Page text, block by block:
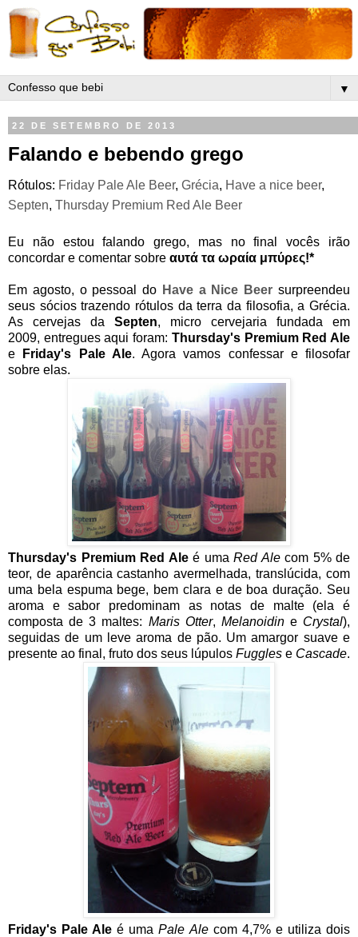
▼
22 DE SETEMBRO DE 2013
Falando e bebendo grego
Rótulos: Friday Pale Ale Beer, Grécia, Have a nice beer,
Septen, Thursday Premium Red Ale Beer
Eu não estou falando grego, mas no final vocês irão
concordar e comentar sobre αυτά τα ωραία μπύρες!*
Em agosto, o pessoal do Have a Nice Beer surpreendeu
seus sócios trazendo rótulos da terra da filosofia, a Grécia.
As cervejas da Septen, micro cervejaria fundada em
2009, entregues aqui foram: Thursday's Premium Red Ale
e
Friday's Pale Ale. Agora vamos confessar e filosofar
sobre elas.
Thursday's Premium Red Ale é uma Red Ale com 5% de
teor, de aparência castanho avermelhada, translúcida, com
uma bela espuma bege, bem clara e de boa duração. Seu
aroma e sabor predominam as notas de malte (ela é
composta de 3 maltes: Maris Otter, Melanoidin e Crystal),
seguidas de um leve aroma de pão. Um amargor suave e
presente ao final, fruto dos seus lúpulos Fuggles e Cascade.
Friday's Pale Ale é umaPale Ale com 4,7% e utiliza dois